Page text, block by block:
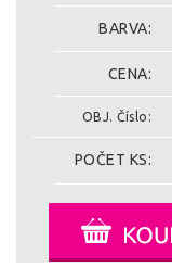
BARVA:
CENA:
OBJ. Číslo:
POČET KS: